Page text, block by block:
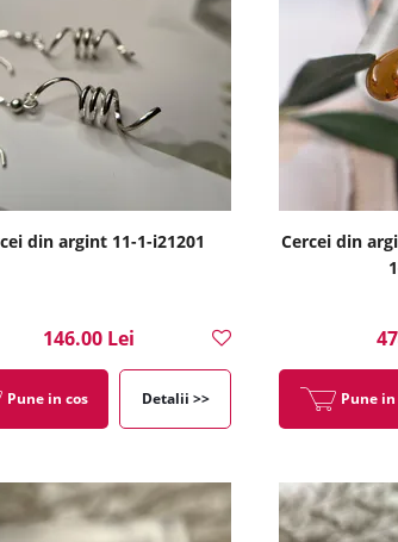
din argint 11-1-i21201
146.00 Lei
Pune in cos Detalii >>
Cercei din
Pune in